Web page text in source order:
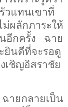
วแทนเขาที่
ผลักภาระให้
อีกครั้ง
ฉาย
ยินดีที่จะรอดู
เชิญอิสราชัย
ฉายกลายเป็น